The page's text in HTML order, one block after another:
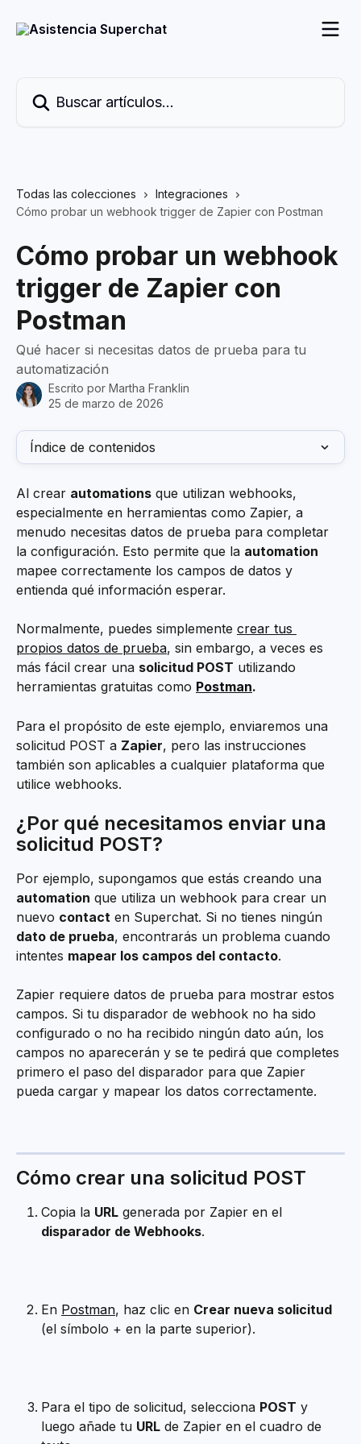
Todas las colecciones
Integraciones
Cómo probar un webhook trigger de Zapier con Postman
Cómo probar un webhook
trigger de Zapier con
Postman
Qué hacer si necesitas datos de prueba para tu
automatización
Escrito por Martha Franklin
25 de marzo de 2026
Índice de contenidos
Al crear automations que utilizan webhooks,
especialmente en herramientas como Zapier, a
menudo necesitas datos de prueba para completar
la configuración. Esto permite que la automation
mapee correctamente los campos de datos y
entienda qué información esperar.
Normalmente, puedes simplemente crear tus
propios datos de prueba, sin embargo, a veces es
más fácil crear una solicitud POST utilizando
herramientas gratuitas como Postman.
Para el propósito de este ejemplo, enviaremos una
solicitud POST a Zapier, pero las instrucciones
también son aplicables a cualquier plataforma que
utilice webhooks.
¿Por qué necesitamos enviar una
solicitud POST?
Por ejemplo, supongamos que estás creando una
automation que utiliza un webhook para crear un
nuevo contact en Superchat. Si no tienes ningún
dato de prueba, encontrarás un problema cuando
intentes mapear los campos del contacto.
Zapier requiere datos de prueba para mostrar estos
campos. Si tu disparador de webhook no ha sido
configurado o no ha recibido ningún dato aún, los
campos no aparecerán y se te pedirá que completes
primero el paso del disparador para que Zapier
pueda cargar y mapear los datos correctamente.
Cómo crear una solicitud POST
Copia la URL generada por Zapier en el
disparador de Webhooks.
En Postman, haz clic en Crear nueva solicitud
(el símbolo + en la parte superior).
Para el tipo de solicitud, selecciona POST y
luego añade tu URL de Zapier en el cuadro de